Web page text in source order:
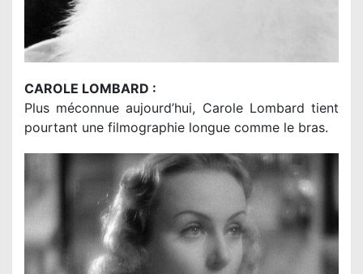
CAROLE LOMBARD :
Plus méconnue aujourd’hui, Carole Lombard tient
pourtant une filmographie longue comme le bras.